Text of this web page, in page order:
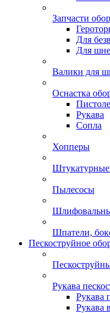
Запчасти
Для
Для
Валики для
Оснастка
Рукава
Сопла
Хопперы
Штукатурные
Пылесосы
Шпатели,
Пескоструйное
Рукава
Рукава
Рукава